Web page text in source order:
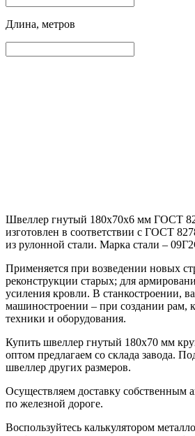
Длина, метров
Швеллер гнутый 180x70x6 мм ГОСТ
изготовлен в соответствии с ГОСТ
из рулонной стали. Марка стали –
Применяется при возведении новых
реконструкции старых; для
усиления кровли. В станкостроении,
машиностроении – при создании рам,
техники и оборудования.
Купить швеллер гнутый 180х70 мм
оптом предлагаем со склада завода.
швеллер других размеров.
Осуществляем доставку собственным
по железной дороге.
Воспользуйтесь калькулятором